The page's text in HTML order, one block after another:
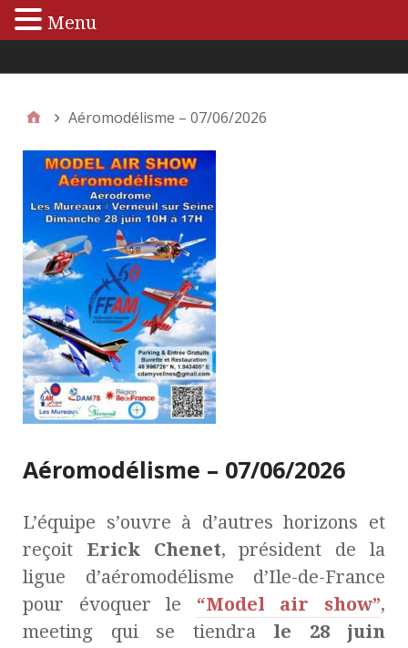
Aéromodélisme – 07/06/2026
Aéromodélisme – 07/06/2026
L’équipe s’ouvre à d’autres horizons et
reçoit Erick Chenet, président de la
ligue d’aéromodélisme d’Ile-de-France
pour évoquer le “Model air show”,
meeting qui se tiendra le 28 juin
Menu